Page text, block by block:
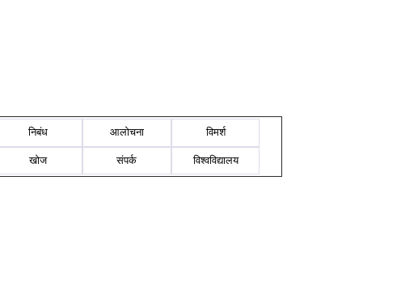
निबंध आलोचना विमर्श
खोज संपर्क विश्वविद्यालय